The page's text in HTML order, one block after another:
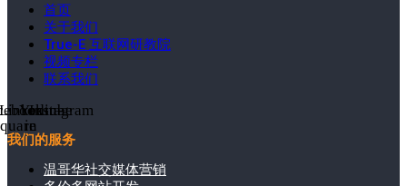
首页
关于我们
True-E 互联网研教院
视频专栏
联系我们
in
Youtube
Instagram
我们的服务
温哥华社交媒体营销